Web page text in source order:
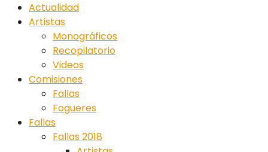
Actualidad
Artistas
Monográficos
Recopilatorio
Videos
Comisiones
Fallas
Fogueres
Fallas
Fallas 2018